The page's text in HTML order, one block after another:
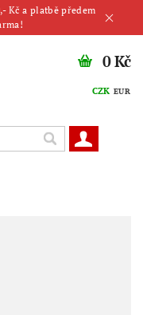
Kč a platbě předem
CZK EUR
0 Kč